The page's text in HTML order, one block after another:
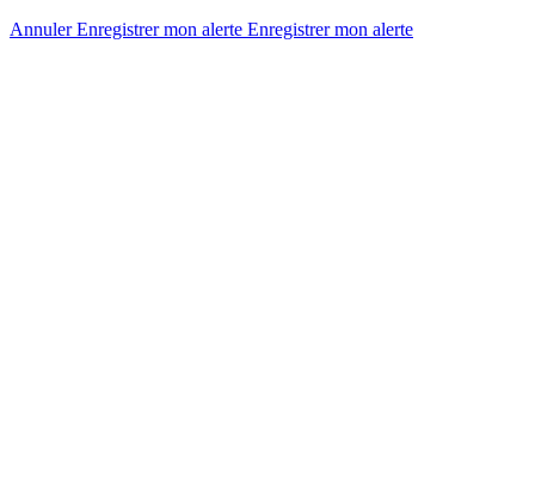
AnnulerEnregistrer mon alerte Enregistrermon alerte